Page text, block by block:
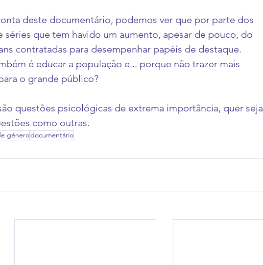
deste documentário, podemos ver que por parte dos
que tem havido um aumento, apesar de pouco, do
contratadas para desempenhar papéis de destaque.
é educar a população e... porque não trazer mais
o grande público?
questões psicológicas de extrema importância, quer seja
como outras.
génerodocumentário